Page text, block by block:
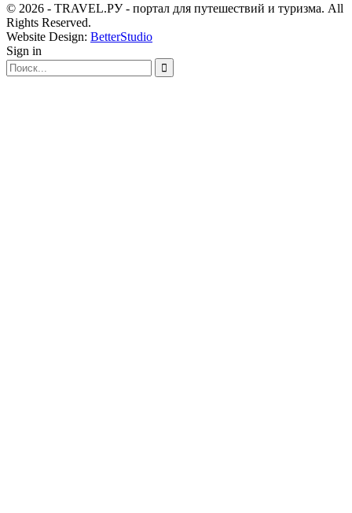
© 2026 - TRAVEL.РУ - портал для путешествий и туризма. All
Rights Reserved.
Website Design: BetterStudio
Sign in